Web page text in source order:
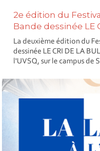
2e édition du
Bande dessinée LE
La deuxième édition du
dessinée LE CRI DE LA
l'UVSQ, sur le campus de